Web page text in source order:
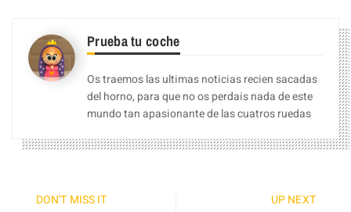
Prueba tu coche
Os traemos las ultimas noticias recien sacadas
del horno, para que no os perdais nada de este
mundo tan apasionante de las cuatros ruedas
DON'T MISS IT UP NEXT